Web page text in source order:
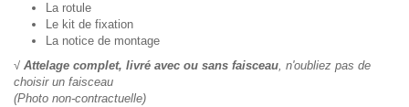
La rotule
Le kit de fixation
La notice de montage
√ Attelage complet, livré avec ou sans faisceau, n'oubliez pas de
choisir un faisceau
(Photo non-contractuelle)